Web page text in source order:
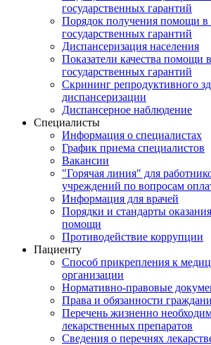
государственных гарантий
Порядок получения помощи
государственных гарантий
Диспансеризация населения
Показатели качества помощи
государственных гарантий
Скрининг репродуктивного
диспансеризации
Диспансерное наблюдение
Специалисты
Информация о специалистах
График приема специалистов
Вакансии
"Горячая линия" для
учреждений по вопросам
Информация для врачей
Порядки и стандарты
помощи
Противодействие коррупции
Пациенту
Способ прикрепления к
организации
Нормативно-правовые
Права и обязанности
Перечень жизненно
лекарственных препаратов
Сведения о перечнях